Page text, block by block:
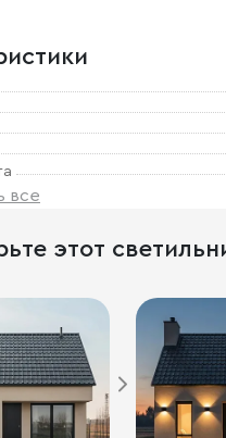
все
этот